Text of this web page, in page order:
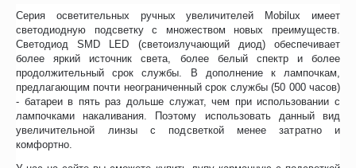
Серия осветительных ручных увеличителей Mobilux имеет
светодиодную подсветку с множеством новых преимуществ.
Светодиод SMD LED (светоизлучающий диод) обеспечивает
более яркий источник света, более белый спектр и более
продолжительный срок службы. В дополнение к лампочкам,
предлагающим почти неограниченный срок службы (50 000 часов)
- батареи в пять раз дольше служат, чем при использовании с
лампочками накаливания. Поэтому использовать данный вид
увеличительной линзы с подсветкой менее затратно и
комфортно.